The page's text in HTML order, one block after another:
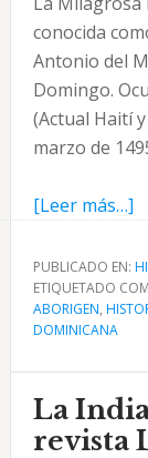
conocida
Antonio del
Domingo.
(Actual Haití
marzo de
[Leer más…]
PUBLICADO EN:
ETIQUETADO
ABORIGEN,
DOMINICANA
La
revista